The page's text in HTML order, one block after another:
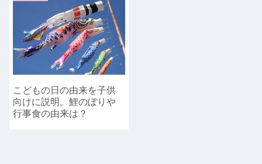
こどもの日の由来を子供
向けに説明。鯉のぼりや
行事食の由来は？